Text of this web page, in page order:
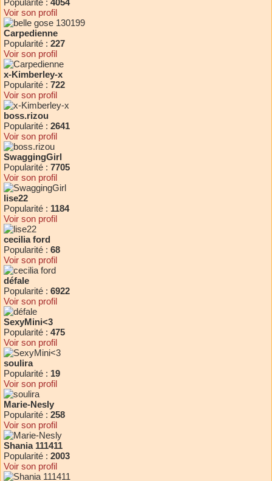
Popularité : 4054
Voir son profil
Carpedienne
Popularité : 227
Voir son profil
x-Kimberley-x
Popularité : 722
Voir son profil
boss.rizou
Popularité : 2641
Voir son profil
SwaggingGirl
Popularité : 7705
Voir son profil
lise22
Popularité : 1184
Voir son profil
cecilia ford
Popularité : 68
Voir son profil
défale
Popularité : 6922
Voir son profil
SexyMini<3
Popularité : 475
Voir son profil
soulira
Popularité : 19
Voir son profil
Marie-Nesly
Popularité : 258
Voir son profil
Shania 111411
Popularité : 2003
Voir son profil